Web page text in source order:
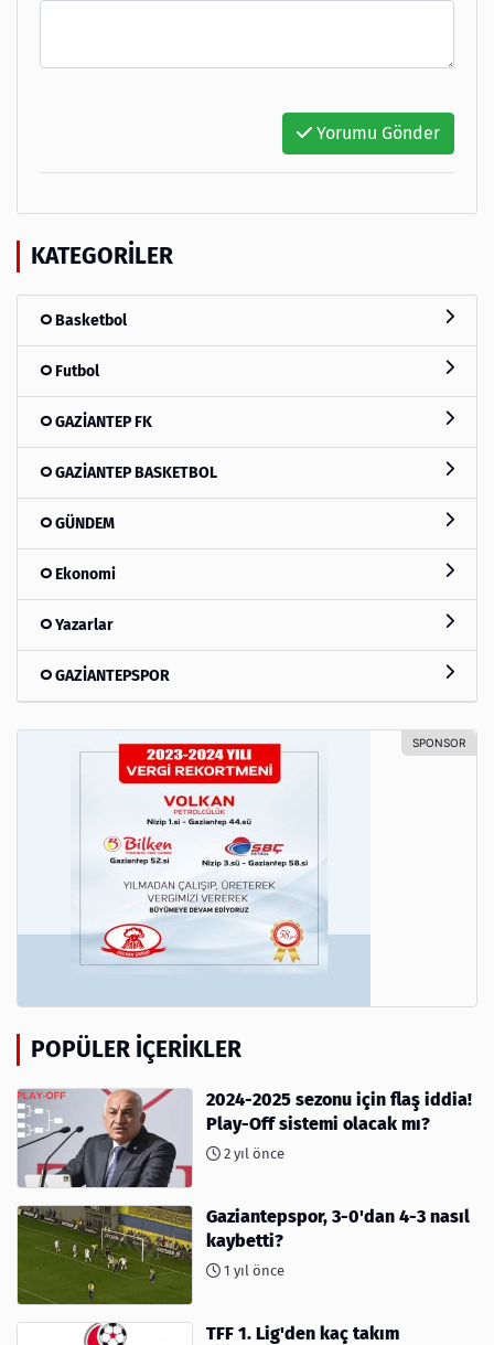
Yorumu Gönder
KATEGORILER
Basketbol
Futbol
GAZİANTEP FK
GAZİANTEP BASKETBOL
GÜNDEM
Ekonomi
Yazarlar
GAZİANTEPSPOR
POPÜLER İÇERIKLER
2024-2025 sezonu için flaş iddia!
Play-Off sistemi olacak mı?
2 yıl önce
Gaziantepspor, 3-0'dan 4-3 nasıl
kaybetti?
1 yıl önce
TFF 1. Lig'den kaç takım